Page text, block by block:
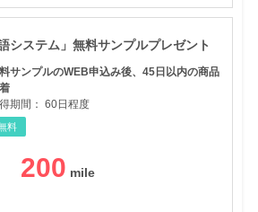
システム」無料サンプルプレゼント
サンプルのWEB申込み後、45日以内の商品
期間： 60日程度
料
200